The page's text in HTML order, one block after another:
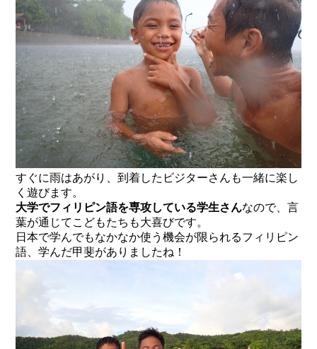
すぐに雨はあがり、到着したビジターさんも一緒に楽し
く遊びます。
大学でフィリピン語を専攻している学生さんなので、言
葉が通じてこどもたちも大喜びです。
日本で学んでもなかなか使う機会が限られるフィリピン
語、学んだ甲斐がありましたね！